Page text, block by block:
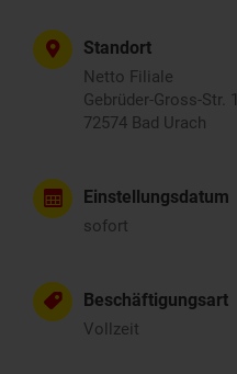
Standort
Netto Filiale
Gebrüder-Gross-Str. 1
72574 Bad Urach
Einstellungsdatum
sofort
Beschäftigungsart
Vollzeit